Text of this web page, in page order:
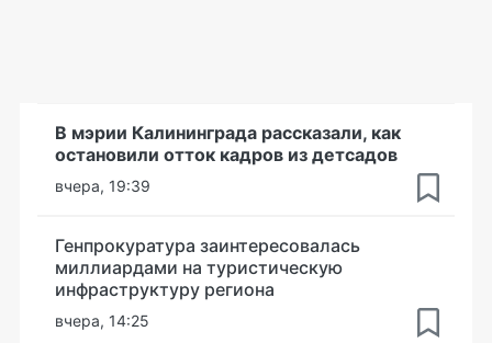
В мэрии Калининграда рассказали, как
остановили отток кадров из детсадов
вчера, 19:39
Генпрокуратура заинтересовалась
миллиардами на туристическую
инфраструктуру региона
вчера, 14:25